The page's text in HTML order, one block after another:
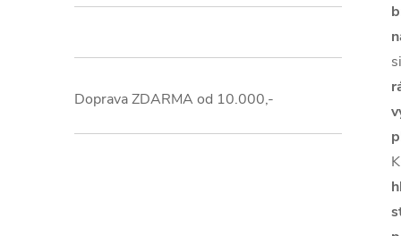
Doprava ZDARMA od 10.000,-